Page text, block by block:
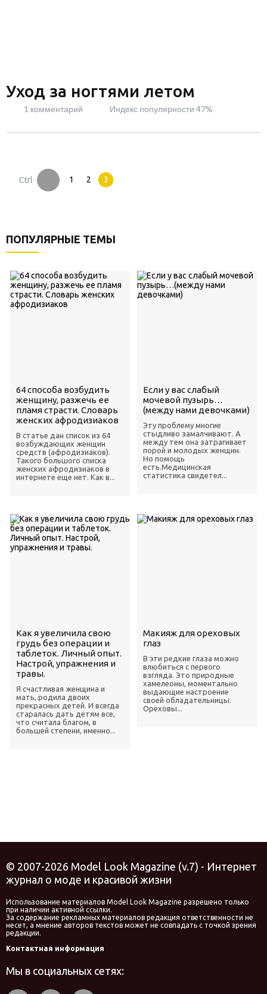
Уход за ногтями летом
1 комментарий Индекс популярности 47%
Ctrl 1 2 3
ПОПУЛЯРНЫЕ ТЕМЫ
64 способа возбудить
женщину, разжечь ее
пламя страсти. Словарь
женских афродизиаков
В статье дан список из 64
возбуждающих женщин
средств (афродизиаков).
Такого большого списка
женских афродизиаков в
интернете еще нет. Как в...
Если у вас слабый
мочевой пузырь…
(между нами девочками)
Эту проблему многие
стыдливо замалчивают. А
между тем она затрагивает
порой и молодых женщин.
Но помощь
есть.Медицинская
статистика свидетел...
Как я увеличила свою
грудь без операции и
таблеток. Личный опыт.
Настрой, упражнения и
травы.
Я счастливая женщина и
мать, родила двоих
прекрасных детей. И всегда
старалась дать детям все,
что считала благом, в
большей степени, именно...
Макияж для ореховых
глаз
В эти редкие глаза можно
влюбиться с первого
взгляда. Это природные
хамелеоны, моментально
выдающие настроение
своей обладательницы.
Ореховы...
© 2007-2026 Model Look Magazine (v.7) - Интернет
журнал о моде и красивой жизни
Использование материалов Model Look Magazine разрешено только
при наличии активной ссылки.
За содержание рекламных материалов редакция ответственности не
несет, а мнение авторов текстов может не совпадать с точкой зрения
редакции.
Контактная информация
Мы в социальных сетях: